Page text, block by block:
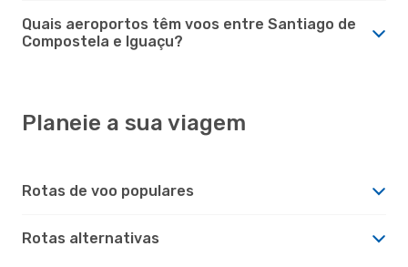
Quais aeroportos têm voos entre Santiago de
Compostela e Iguaçu?
Planeie a sua viagem
Rotas de voo populares
Rotas alternativas